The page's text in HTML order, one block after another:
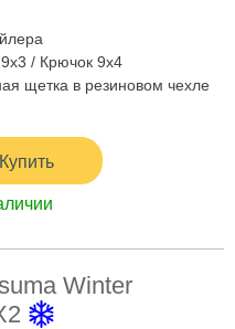
/ Крючок 9x4
щетка в резиновом чехле
Купить
Winter